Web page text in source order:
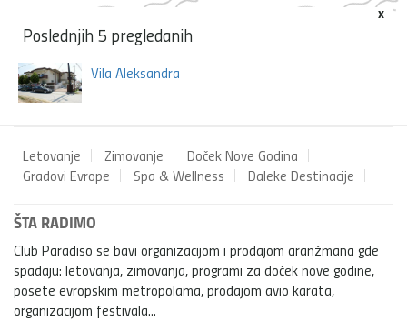
x
Poslednjih 5 pregledanih
Vila Aleksandra
Letovanje Zimovanje
Doček Nove Godina
Gradovi Evrope
Spa & Wellness Daleke Destinacije
ŠTA RADIMO
Club Paradiso se bavi organizacijom i prodajom aranžmana gde
spadaju: letovanja, zimovanja, programi za doček nove godine,
posete evropskim metropolama, prodajom avio karata,
organizacijom festivala...